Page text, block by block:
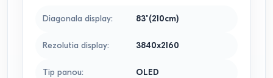
Diagonala display: 83"(210cm)
Rezolutia display: 3840x2160
Tip panou: OLED